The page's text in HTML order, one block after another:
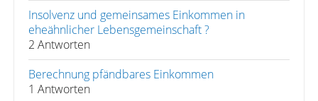
Insolvenz und gemeinsames Einkommen in
eheähnlicher Lebensgemeinschaft ?
2 Antworten
Berechnung pfändbares Einkommen
1 Antworten